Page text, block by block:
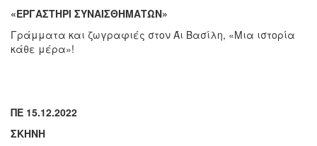
«ΕΡΓΑΣΤΗΡΙ ΣΥΝΑΙΣΘΗΜΑΤΩΝ»
Γράμματα και ζωγραφιές στον Άι Βασίλη, «Μια ιστορία
κάθε μέρα»!
ΠΕ 15.12.2022
ΣΚΗΝΗ